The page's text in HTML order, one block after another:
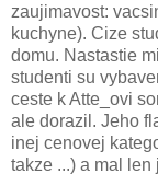
zaujimavost:
kuchyne). Cize
domu. Nastastie
studenti su
ceste k Atte_ovi
ale dorazil. Jeho
inej cenovej
takze ...) a mal